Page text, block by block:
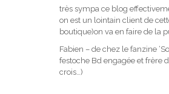
très sympa ce blog
on est un lointain client de
boutique)on va en faire de la
Fabien – de chez le fanzine
festoche Bd engagée et frère
crois…)